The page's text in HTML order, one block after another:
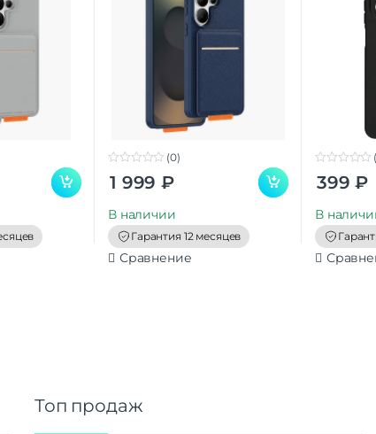
o
(0)
1 999 ₽
В наличии
Гарантия 12 месяцев
Сравнение
o
o
399 ₽
В
Топ продаж